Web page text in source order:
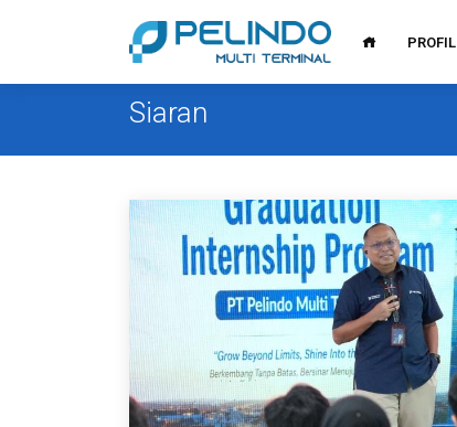
PROFIL
Siaran